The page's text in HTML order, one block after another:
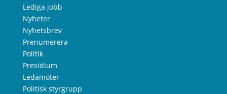
Lediga jobb
Nyheter
Nyhetsbrev
Prenumerera
Politik
Presidium
Ledamöter
Politisk styrgrupp